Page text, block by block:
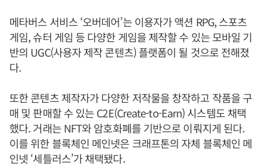
메타버스 서비스 ‘오버데어’는 이용자가 액션 RPG, 스포츠
게임, 슈터 게임 등 다양한 게임을 제작할 수 있는 모바일 기
반의 UGC(사용자 제작 콘텐츠) 플랫폼이 될 것으로 전해졌
다.
또한 콘텐츠 제작자가 다양한 저작물을 창작하고 작품을 구
매 및 판매할 수 있는 C2E(Create-to-Earn) 시스템도 채택
했다. 거래는 NFT와 암호화폐를 기반으로 이뤄지게 된다.
이를 위한 블록체인 메인넷은 크래프톤의 자체 블록체인 메
인넷 ‘세틀러스’가 채택됐다.